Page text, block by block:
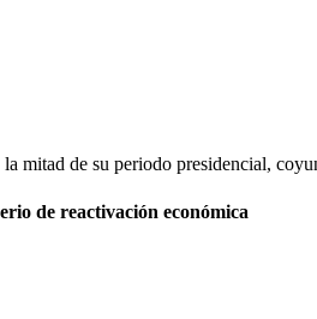
mitad de su periodo presidencial,
de reactivación económica